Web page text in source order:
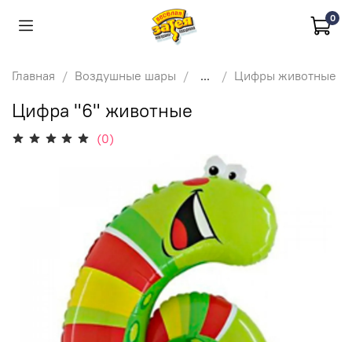
0
Главная Воздушные шары ... Цифры животные
Цифра "6" животные
(0)